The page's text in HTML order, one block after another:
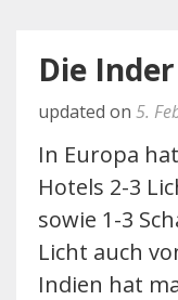
Die
updated on 5.
In Europa
Hotels 2-3
sowie 1-3
Licht auch
Indien hat